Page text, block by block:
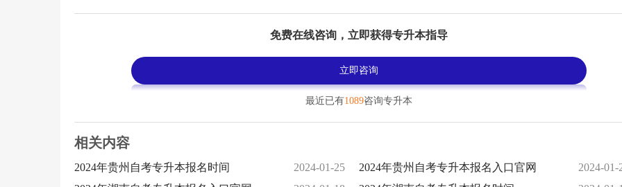
免费在线咨询，立即获得专升本指导
立即咨询
最近已有1089咨询专升本
相关内容
2024年贵州自考专升本报名时间 2024-01-25 2024年贵州自考专升本报名入口官网
2024-01-